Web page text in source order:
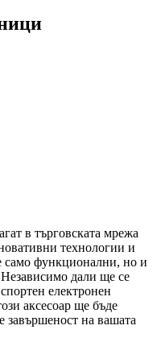
в търговската мрежа
технологии и
само функционални, но и
дали ще се
електронен
аксесоар ще бъде
завършеност на вашата